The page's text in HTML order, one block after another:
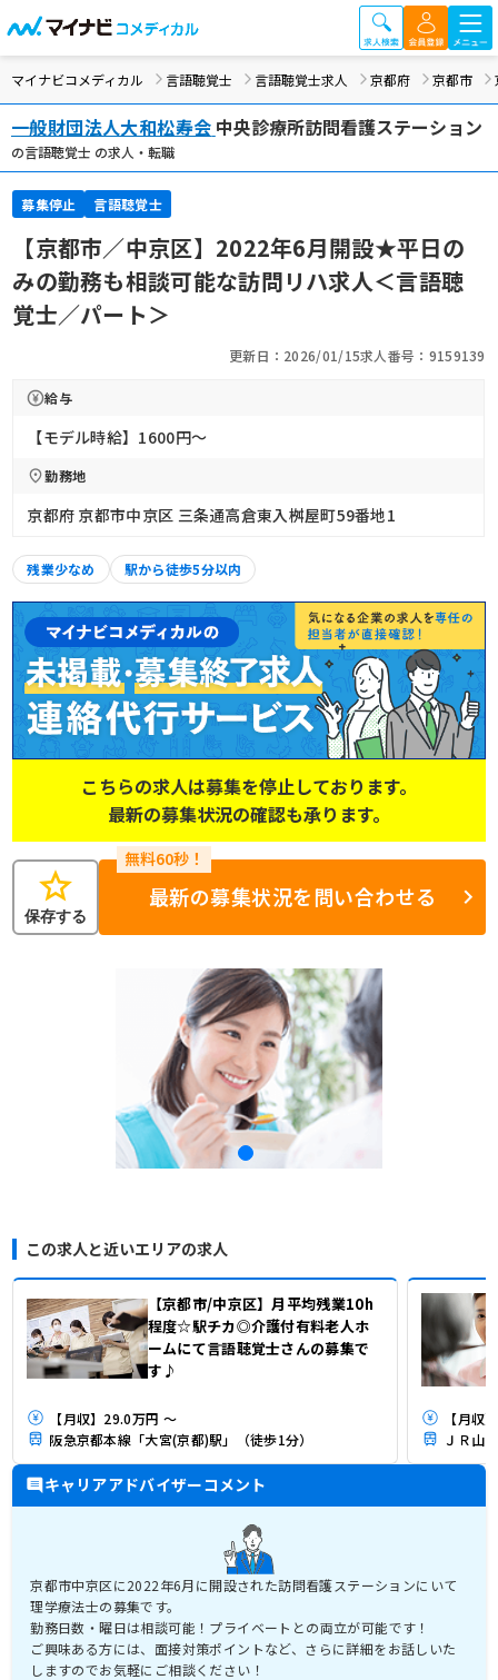
マイナビコメディカル 言語聴覚士 言語聴覚士求人 京都府 京都市
一般財団法人大和松寿会 中央診療所訪問看護ステーション
の言語聴覚士 の求人・転職
募集停止 言語聴覚士
【京都市／中京区】2022年6月開設★平日の
みの勤務も相談可能な訪問リハ求人＜言語聴
覚士／パート＞
更新日：2026/01/15求人番号：9159139
給与
【モデル時給】1600円〜
勤務地
京都府 京都市中京区 三条通高倉東入桝屋町59番地1
残業少なめ 駅から徒歩5分以内
こちらの求人は募集を停止しております。
最新の募集状況の確認も承ります。
star
保存する
最新の募集状況を問い合わせる
この求人と近いエリアの求人
【京都市/中京区】月平均残業10h
程度☆駅チカ◎介護付有料老人ホ
ームにて言語聴覚士さんの募集で
す♪
【月収】29.0万円 ～
阪急京都本線「大宮(京都)駅」（徒歩1分）
【月収
ＪＲ山
キャリアアドバイザーコメント
京都市中京区に2022年6月に開設された訪問看護ステーションにいて
理学療法士の募集です。
勤務日数・曜日は相談可能！プライベートとの両立が可能です！
ご興味ある方には、面接対策ポイントなど、さらに詳細をお話しいた
しますのでお気軽にご相談ください！